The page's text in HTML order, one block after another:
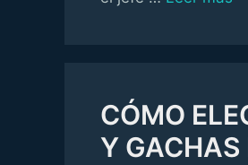
CÓMO
Y GACHAS